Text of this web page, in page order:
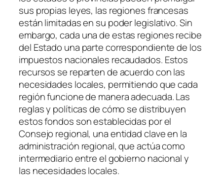
sus propias leyes, las regiones francesas
están limitadas en su poder legislativo. Sin
embargo, cada una de estas regiones recibe
del Estado una parte correspondiente de los
impuestos nacionales recaudados. Estos
recursos se reparten de acuerdo con las
necesidades locales, permitiendo que cada
región funcione de manera adecuada. Las
reglas y políticas de cómo se distribuyen
estos fondos son establecidas por el
Consejo regional, una entidad clave en la
administración regional, que actúa como
intermediario entre el gobierno nacional y
las necesidades locales.